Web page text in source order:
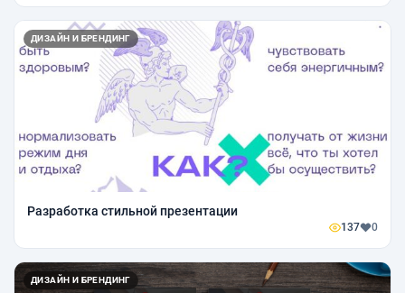
ДИЗАЙН И БРЕНДИНГ
Разработка стильной презентации
137 0
ДИЗАЙН И БРЕНДИНГ